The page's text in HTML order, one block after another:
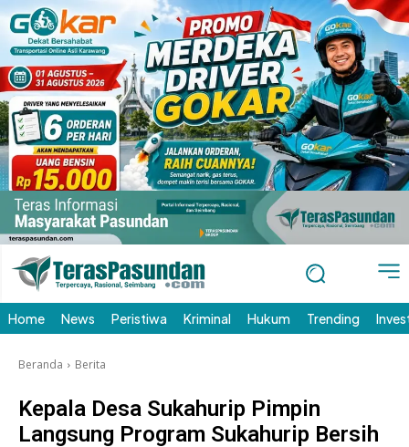
Home News Peristiwa Kriminal Hukum Trending
Beranda Berita
Kepala Desa Sukahurip Pimpin
Langsung Program Sukahurip Bersih